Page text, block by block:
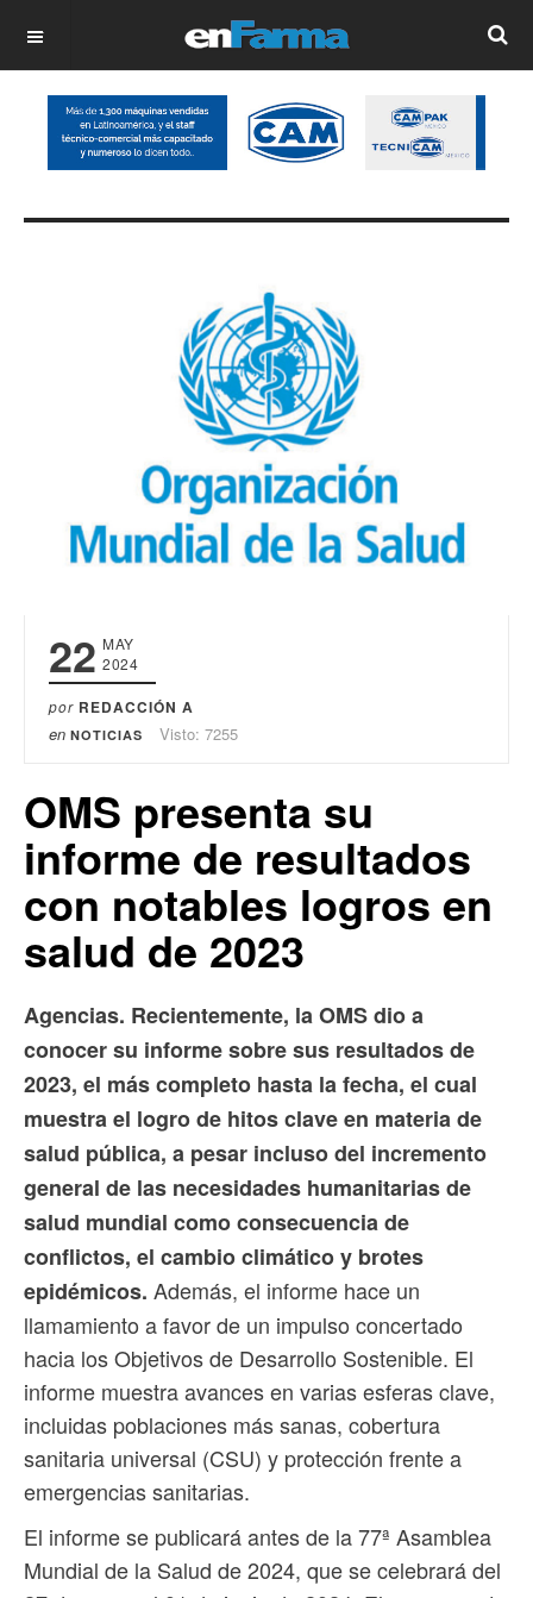
OFF CANVAS
22 MAY
2024
por REDACCIÓN A
en NOTICIAS Visto: 7255
OMS presenta su
informe de resultados
con notables logros en
salud de 2023
Agencias. Recientemente, la OMS dio a
conocer su informe sobre sus resultados de
2023, el más completo hasta la fecha, el cual
muestra el logro de hitos clave en materia de
salud pública, a pesar incluso del incremento
general de las necesidades humanitarias de
salud mundial como consecuencia de
conflictos, el cambio climático y brotes
epidémicos. Además, el informe hace un
llamamiento a favor de un impulso concertado
hacia los Objetivos de Desarrollo Sostenible. El
informe muestra avances en varias esferas clave,
incluidas poblaciones más sanas, cobertura
sanitaria universal (CSU) y protección frente a
emergencias sanitarias.
El informe se publicará antes de la 77ª Asamblea
Mundial de la Salud de 2024, que se celebrará del